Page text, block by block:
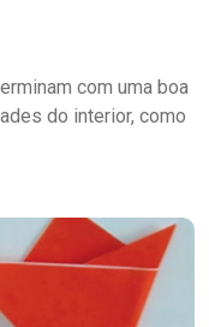
com uma boa
do interior, como